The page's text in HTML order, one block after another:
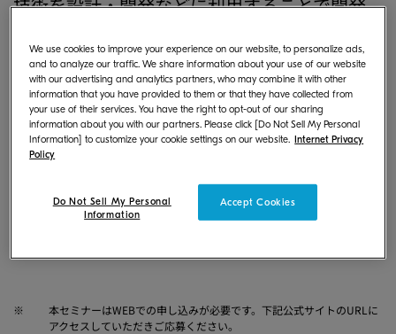
めの方法、精密機器搬送における梱包設計に
関する技術などを紹介。さらに、社員一人ひと
りが経営者意識を持った人材へと育成するアメ
ーバ経営について、長い経験に裏付けられたノ
ウハウを余すところなく凝集したセミナーで
製造業の皆様のご来場
をお待ちしておりま
※
本セミナーはWEBでの申し込みが必要です。下記公式サイトのURLに
アクセスしていただきご応募ください。
We use cookies to improve your experience on our website, to personalize ads,
and to analyze our traffic. We share information about your use of our website
with our advertising and analytics partners, who may combine it with other
information that you have provided to them or that they have collected from
your use of their services. You have the right to opt-out of our sharing
information about you with our partners. Please click [Do Not Sell My Personal
Information] to customize your cookie settings on our website.
Internet Privacy
Policy
Accept Cookies
Do Not Sell My Personal
Information